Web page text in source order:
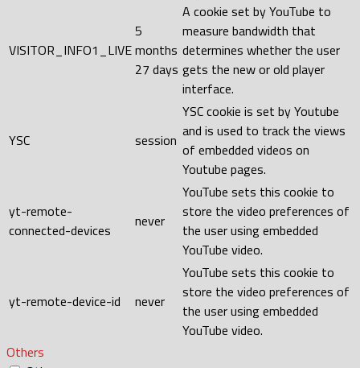
VISITOR_INFO1_LIVE
5
months
27 days
A cookie set by YouTube to
measure bandwidth that
determines whether the user
gets the new or old player
interface.
YSC session
YSC cookie is set by Youtube
and is used to track the views
of embedded videos on
Youtube pages.
yt-remote-
connected-devices
never
YouTube sets this cookie to
store the video preferences of
the user using embedded
YouTube video.
yt-remote-device-id never
YouTube sets this cookie to
store the video preferences of
the user using embedded
YouTube video.
Others